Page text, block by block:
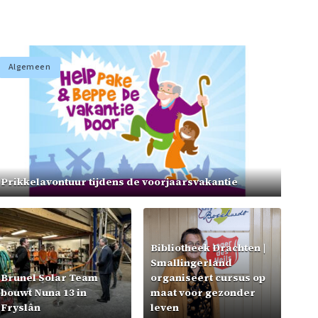
Algemeen
Prikkelavontuur tijdens de voorjaarsvakantie
Brunel Solar Team
bouwt Nuna 13 in
Fryslân
Bibliotheek Drachten |
Smallingerland
organiseert cursus op
maat voor gezonder
leven